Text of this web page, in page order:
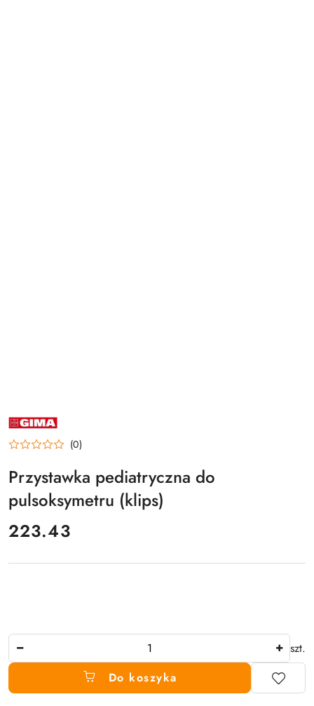
NAZWA
PRODUCENTA:
GIMA (0)
Przystawka pediatryczna do
pulsoksymetru (klips)
cena:
223.43
szt.
Do koszyka